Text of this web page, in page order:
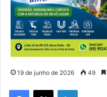
19 de junho de 2026 49
Facebook
X Linkedin